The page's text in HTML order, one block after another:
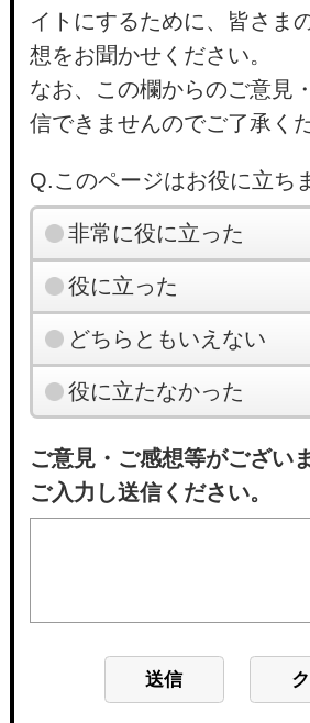
イトにするために、皆さま
想をお聞かせください。
なお、この欄からのご意見
信できませんのでご了承く
Q.このページはお役に立ち
非常に役に立った
役に立った
どちらともいえない
役に立たなかった
ご意見・ご感想等がござい
ご入力し送信ください。